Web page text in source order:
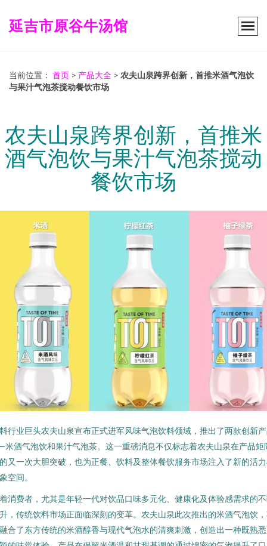
延吉市原谷牛汤馆
当前位置： 首页 > 产品大全 > 农夫山泉跨界创新，首推米酒气泡饮
与果汁气泡茶搅动餐饮市场
农夫山泉跨界创新，首推米
酒气泡饮与果汁气泡茶搅动
餐饮市场
行业巨头农夫山泉宣布正式进军风味气泡饮料领域，推出了两款创新
酒气泡饮和果汁气泡茶。这一重磅消息不仅标志着农夫山泉在产品矩
又一次大胆突破，也为正餐、饮料及整体餐饮服务市场注入了新的活
空间。
消费者，尤其是年轻一代对饮品口味多元化、健康化及体验感需求的
，传统饮料市场正面临深刻的变革。农夫山泉此次推出的米酒气泡饮
合了东方传统的米酒醇香与现代气泡水的清爽刺激，创造出一种既熟